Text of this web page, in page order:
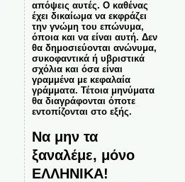
απόψεις αυτές. Ο καθένας
έχει δικαίωμα να εκφράζει
την γνώμη του επώνυμα,
όποια και να είναι αυτή. Δεν
θα δημοσιεύονται ανώνυμα,
συκοφαντικά ή υβριστικά
σχόλια και όσα είναι
γραμμένα με κεφαλαία
γράμματα. Τέτοια μηνύματα
θα διαγράφονται όποτε
εντοπίζονται στο εξής.
Να μην τα
ξαναλέμε, μόνο
ΕΛΛΗΝΙΚΑ!